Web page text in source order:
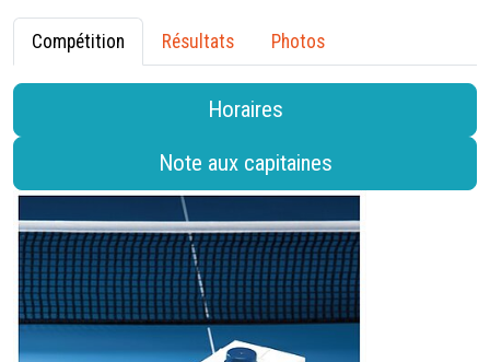
Compétition Résultats Photos
Horaires
Note aux capitaines